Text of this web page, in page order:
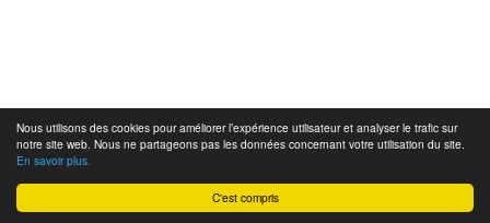
C'est compris
Nous utilisons des cookies pour améliorer l’expérience utilisateur et analyser le trafic sur
notre site web. Nous ne partageons pas les données concernant votre utilisation du site.
En savoir plus.